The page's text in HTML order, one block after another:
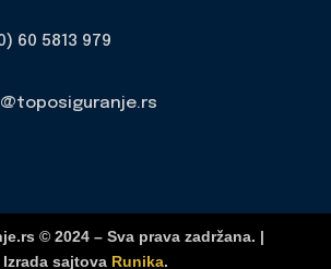
60 5813 979
© 2024 – Sva prava zadržana. |
Izrada sajtova Runika.